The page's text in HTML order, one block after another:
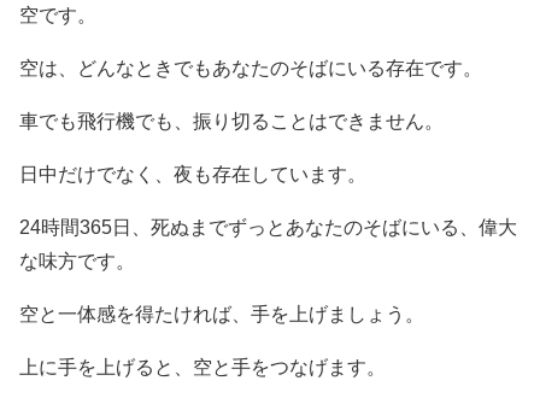
空です。
空は、どんなときでもあなたのそばにいる存在です。
車でも飛行機でも、振り切ることはできません。
日中だけでなく、夜も存在しています。
24時間365日、死ぬまでずっとあなたのそばにいる、偉大
な味方です。
空と一体感を得たければ、手を上げましょう。
上に手を上げると、空と手をつなげます。